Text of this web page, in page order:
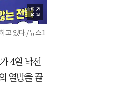
고 있다./뉴스1
4일 낙선
열망을 끝